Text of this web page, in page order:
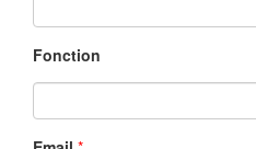
Fonction